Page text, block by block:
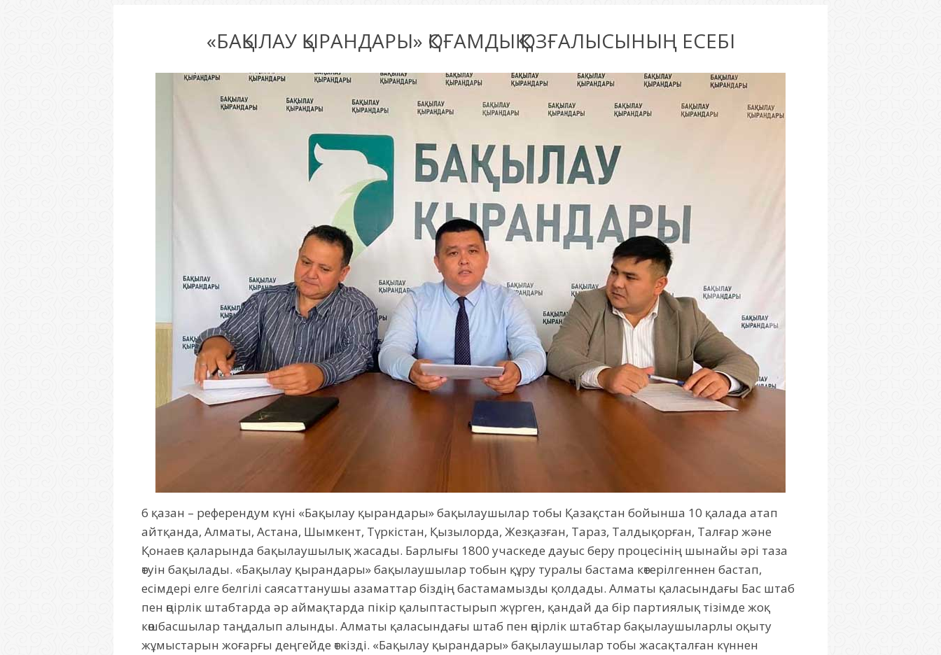
«БАҚЫЛАУ ҚЫРАНДАРЫ» ҚОҒАМДЫҚ ҚОЗҒАЛЫСЫНЫҢ ЕСЕБІ
6 қазан – референдум күні «Бақылау қырандары» бақылаушылар тобы Қазақстан бойынша 10 қалада атап
айтқанда, Алматы, Астана, Шымкент, Түркістан, Қызылорда, Жезқазған, Тараз, Талдықорған, Талғар және
Қонаев қаларында бақылаушылық жасады. Барлығы 1800 учаскеде дауыс беру процесінің шынайы әрі таза
өтуін бақылады. «Бақылау қырандары» бақылаушылар тобын құру туралы бастама көтерілгеннен бастап,
есімдері елге белгілі саясаттанушы азаматтар біздің бастамамызды қолдады. Алматы қаласындағы Бас штаб
пен өңірлік штабтарда әр аймақтарда пікір қалыптастырып жүрген, қандай да бір партиялық тізімде жоқ
көшбасшылар таңдалып алынды. Алматы қаласындағы штаб пен өңірлік штабтар бақылаушыларлы оқыту
жұмыстарын жоғарғы деңгейде өткізді. «Бақылау қырандары» бақылаушылар тобы жасақталған күннен